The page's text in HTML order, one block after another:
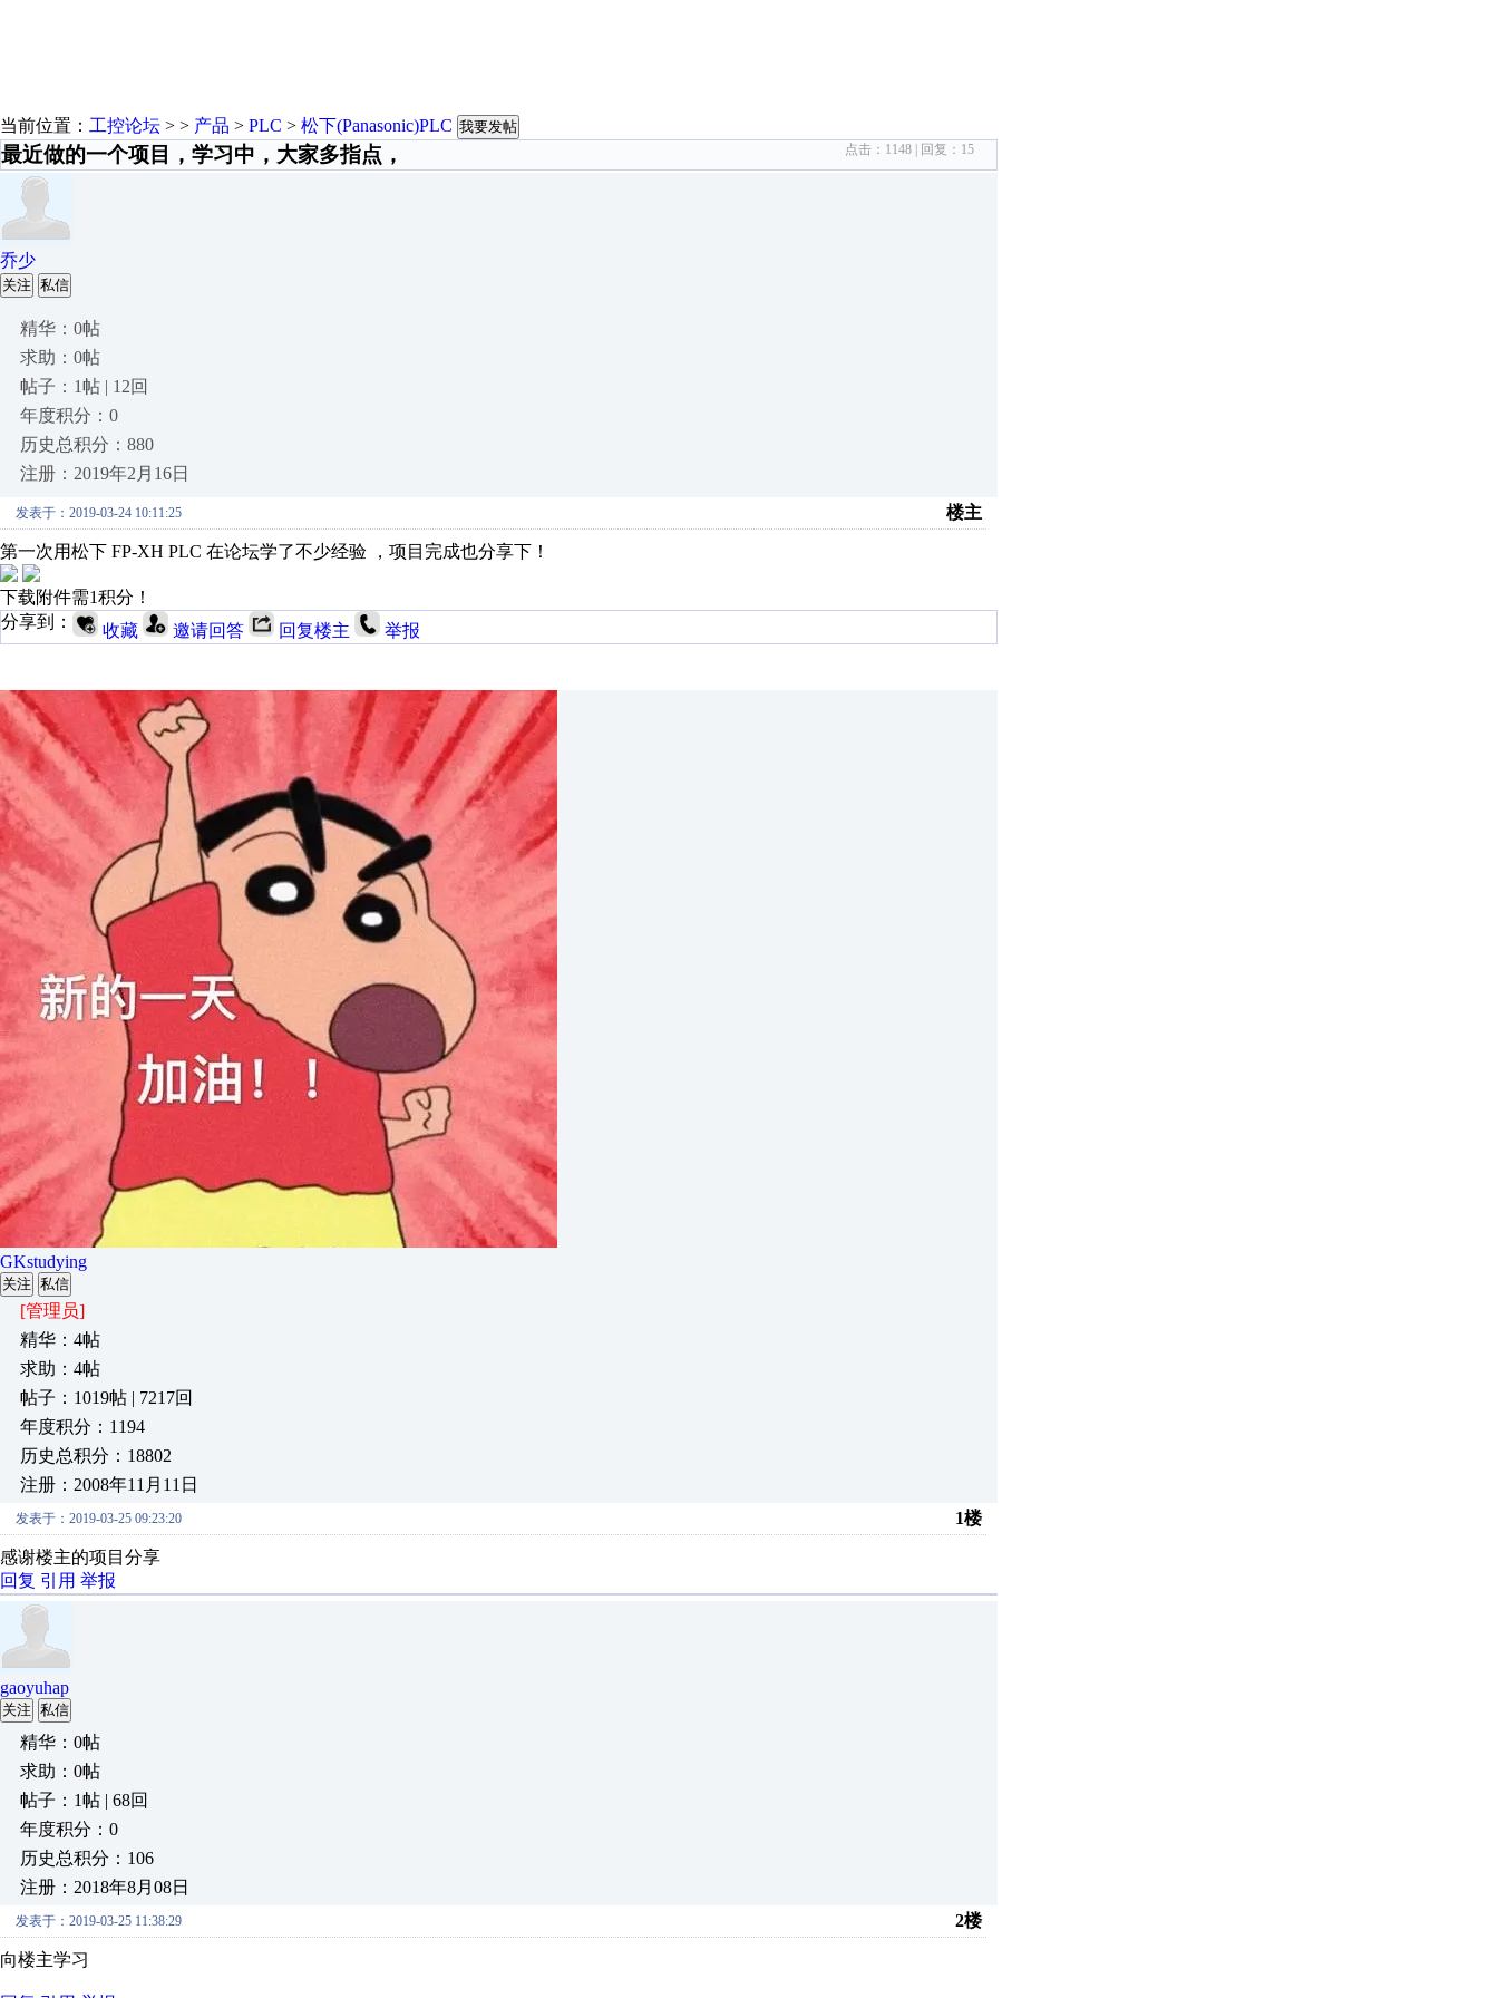
当前位置： 工控论坛 > > 产品 > PLC > 松下(Panasonic)PLC 我要发帖
最近做的一个项目，学习中，大家多指点， 点击： 1148 | 回复： 15
乔少
关注 私信
精华：0帖
求助：0帖
帖子：1帖 | 12回
年度积分：0
历史总积分：880
注册：2019年2月16日
发表于：2019-03-24 10:11:25 楼主
第一次用松下 FP-XH PLC 在论坛学了不少经验 ，项目完成也分享下！
下载附件需1积分！
分享到：
收藏 邀请回答 回复楼主 举报
GKstudying
关注 私信
[管理员]
精华：4帖
求助：4帖
帖子：1019帖 | 7217回
年度积分：1194
历史总积分：18802
注册：2008年11月11日
发表于：2019-03-25 09:23:20 1楼
感谢楼主的项目分享
回复 引用 举报
gaoyuhap
关注 私信
精华：0帖
求助：0帖
帖子：1帖 | 68回
年度积分：0
历史总积分：106
注册：2018年8月08日
发表于：2019-03-25 11:38:29 2楼
向楼主学习